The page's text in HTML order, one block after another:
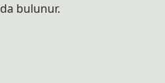
bulunur.